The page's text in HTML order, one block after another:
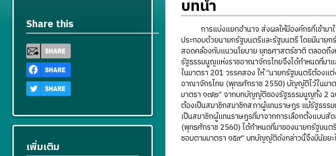
บทนำ
การแบ่งแยกอำนาจ ส่งผลให้มีองค์กรที่เข้ามา
ประกอบด้วยนายกรัฐมนตรีและรัฐมนตรี โดยมีนาย
สอดคล้องกับแนวนโยบาย ยุทธศาสตร์ชาติ ตลอดถึ
รัฐธรรมนูญแห่งราชอาณาจักรไทยจึงได้กำหนดที่ม
ในมาตรา 201 วรรคสอง ให้ “นายกรัฐมนตรีต้อง
อาณาจักรไทย (พุทธศักราช 2550) บัญญัติไว้ในม
มาตรา ๑๗๒” จากบทบัญญัติของรัฐธรรมนูญทั้ง 2 ฉ
ต้องเป็นสมาชิกสมาชิกสภาผู้แทนราษฎร แม้รัฐธรร
เป็นสมาชิกผู้แทนราษฎรที่มาจากการเลือกตั้งแบบสั
(พุทธศักราช 2560) ได้กำหนดที่มาของนายกรัฐมน
ชอบตามมาตรา ๑๕๙” บทบัญญัติดังกล่าวนี้จึงมีนัยย
Share this
เพิ่มเติม